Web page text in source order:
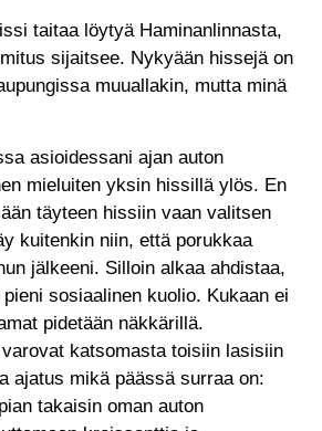
taitaa löytyä Haminanlinnasta,
sijaitsee. Nykyään hissejä on
muuallakin, mutta minä
asioidessani ajan auton
mieluiten yksin hissillä ylös. En
täyteen hissiin vaan valitsen
kuitenkin niin, että porukkaa
jälkeeni. Silloin alkaa ahdistaa,
sosiaalinen kuolio. Kukaan ei
pidetään näkkärillä.
katsomasta toisiin lasisiin
ajatus mikä päässä surraa on:
takaisin oman auton